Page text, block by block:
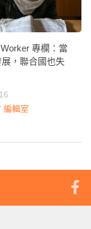
專欄：當
，聯合國也失
編輯室